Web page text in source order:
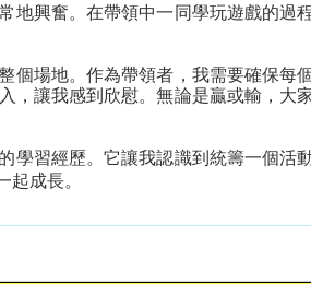
地興奮。 在帶領中一同學玩遊戲的過
個場地。作為帶領者，我需要確保每
，讓我感到欣慰。無論是贏或輸，大
學習經歷。它讓我認識到統籌一個活
成長。